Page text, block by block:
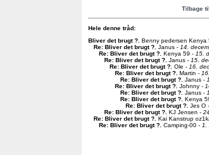
Tilbage
Hele denne tråd:
Bliver det brugt ? Benny pedersen Kenya
Re: Bliver det brugt ? Janus - 14.
Re: Bliver det brugt ? Kenya 59 - 15.
Re: Bliver det brugt ? Janus - 15.
Re: Bliver det brugt ? Ole - 16.
Re: Bliver det brugt ? Martin -
Re: Bliver det brugt ? Janus -
Re: Bliver det brugt ? Johnny -
Re: Bliver det brugt ? Janus -
Re: Bliver det brugt ? Kenya
Re: Bliver det brugt ? Jes O -
Re: Bliver det brugt ? KJ Jensen -
Re: Bliver det brugt ? Kai Kanstrup
Re: Bliver det brugt ? Camping-00 - 1.